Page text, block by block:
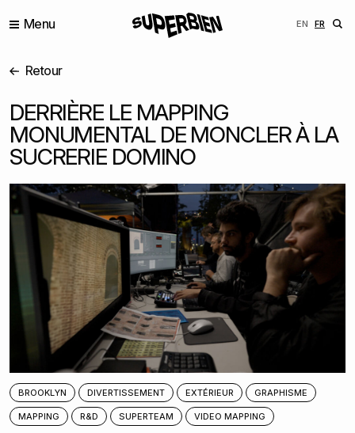
EN ENGLISH
FR
Menu
Retour
DERRIÈRE LE MAPPING
MONUMENTAL DE MONCLER À LA
SUCRERIE DOMINO
BROOKLYN DIVERTISSEMENT EXTÉRIEUR GRAPHISME
MAPPING R&D SUPERTEAM VIDEO MAPPING